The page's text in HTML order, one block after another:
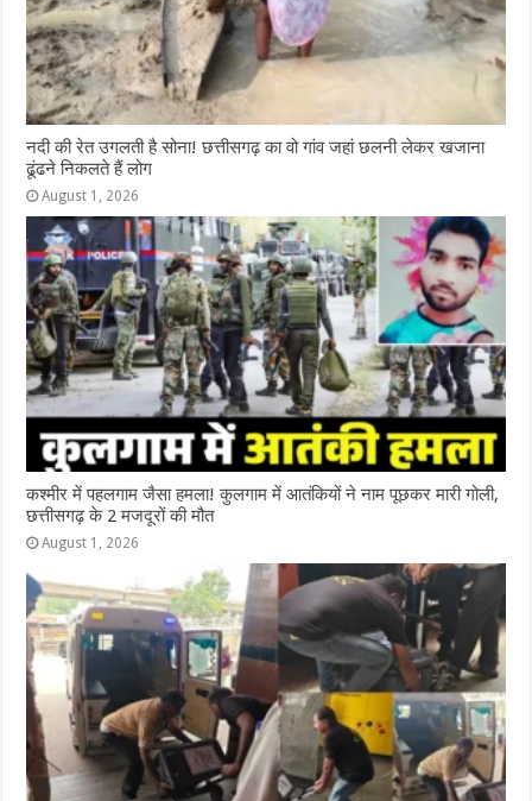
नदी की रेत उगलती है सोना! छत्तीसगढ़ का वो गांव जहां छलनी लेकर खजाना
ढूंढने निकलते हैं लोग
August 1, 2026
कश्‍मीर में पहलगाम जैसा हमला! कुलगाम में आतंकियों ने नाम पूछकर मारी गोली,
छत्तीसगढ़ के 2 मजदूरों की मौत
August 1, 2026